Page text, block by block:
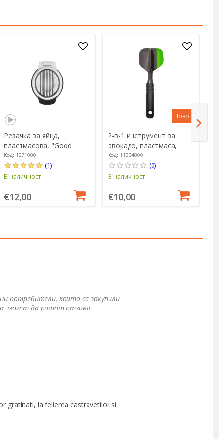
Резачка за яйца,
пластмасова, "Good
Grips" - OXO
Код: 1271080
(1)
В наличност
€12,00
Ново
2-в-1 инструмент за
авокадо, пластмаса,
"Good Grips" - OXO
Код: 11324800
(0)
В наличност
€10,00
потребители, които са закупили
могат да пишат отзиви
gratinati, la felierea castravetilor si